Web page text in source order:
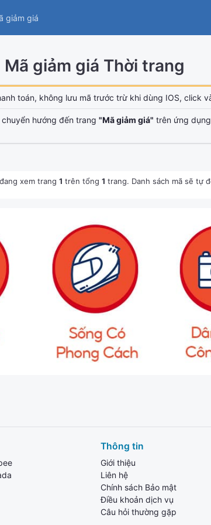
giảm giá
Mã giảm giá Thời trang
toán, không lưu mã trước trừ khi dùng IOS, click
hướng đến trang "Mã giảm giá" trên ứng
xem trang 1 trên tổng 1 trang. Danh sách mã sẽ tự
Thông tin
Giới thiệu
Liên hệ
Chính sách Bảo mật
Điều khoản dịch vụ
Câu hỏi thường gặp